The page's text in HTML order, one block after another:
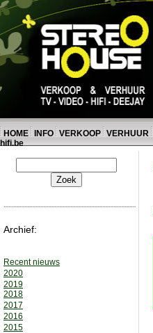
HOME INFO VERKOOP VERHUUR
hifi.be
Archief:
Recent nieuws
2020
2019
2018
2017
2016
2015